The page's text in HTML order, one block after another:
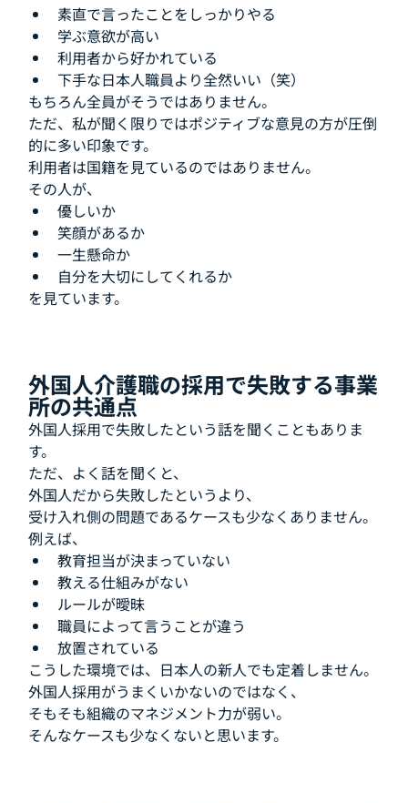
素直で言ったことをしっかりやる
学ぶ意欲が高い
利用者から好かれている
下手な日本人職員より全然いい（笑）
もちろん全員がそうではありません。
ただ、私が聞く限りではポジティブな意見の方が圧倒
的に多い印象です。
利用者は国籍を見ているのではありません。
その人が、
優しいか
笑顔があるか
一生懸命か
自分を大切にしてくれるか
を見ています。
外国人介護職の採用で失敗する事業
所の共通点
外国人採用で失敗したという話を聞くこともありま
す。
ただ、よく話を聞くと、
外国人だから失敗したというより、
受け入れ側の問題であるケースも少なくありません。
例えば、
教育担当が決まっていない
教える仕組みがない
ルールが曖昧
職員によって言うことが違う
放置されている
こうした環境では、日本人の新人でも定着しません。
外国人採用がうまくいかないのではなく、
そもそも組織のマネジメント力が弱い。
そんなケースも少なくないと思います。